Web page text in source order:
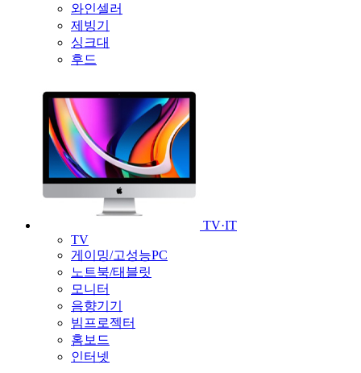
와인셀러
제빙기
싱크대
후드
TV·IT
TV
게이밍/고성능PC
노트북/태블릿
모니터
음향기기
빔프로젝터
홈보드
인터넷